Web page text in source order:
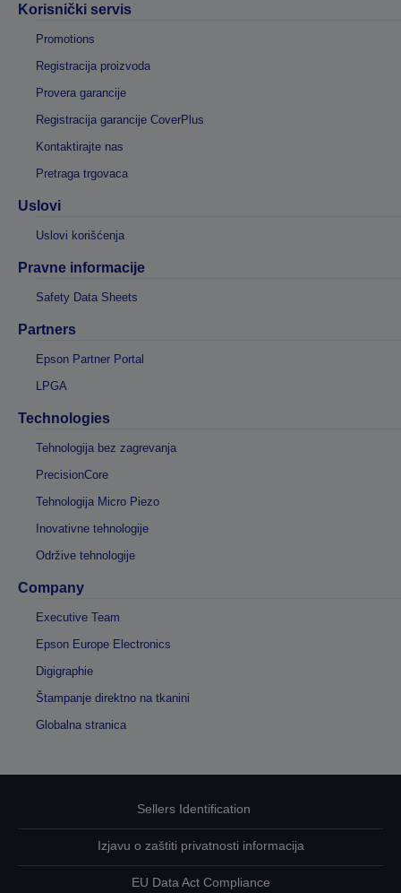
Korisnički servis
Promotions
Registracija proizvoda
Provera garancije
Registracija garancije CoverPlus
Kontaktirajte nas
Pretraga trgovaca
Uslovi
Uslovi korišćenja
Pravne informacije
Safety Data Sheets
Partners
Epson Partner Portal
LPGA
Technologies
Tehnologija bez zagrevanja
PrecisionCore
Tehnologija Micro Piezo
Inovativne tehnologije
Održive tehnologije
Company
Executive Team
Epson Europe Electronics
Digigraphie
Štampanje direktno na tkanini
Globalna stranica
Sellers Identification
Izjavu o zaštiti privatnosti informacija
EU Data Act Compliance